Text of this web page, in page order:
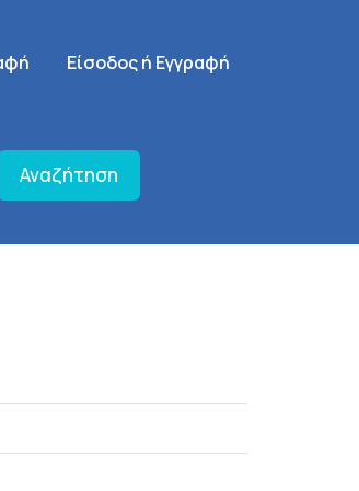
SignUp Menu
Είσοδος ή Εγγραφή
Αναζήτηση